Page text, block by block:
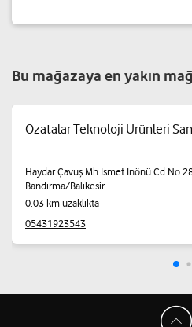
Bu mağazaya en yakın
Özatalar Teknoloji Ürünleri
Haydar Çavuş Mh.İsmet İnönü
Bandırma/Balıkesir
0.03 km uzaklıkta
05431923543